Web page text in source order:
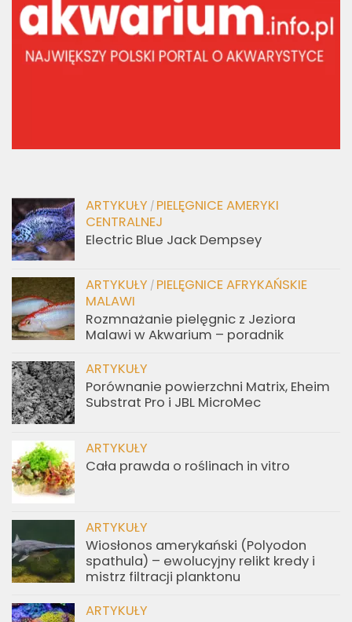
ARTYKUŁY / PIELĘGNICE AMERYKI
CENTRALNEJ
Electric Blue Jack Dempsey
ARTYKUŁY / PIELĘGNICE AFRYKAŃSKIE
MALAWI
Rozmnażanie pielęgnic z Jeziora
Malawi w Akwarium – poradnik
ARTYKUŁY
Porównanie powierzchni Matrix, Eheim
Substrat Pro i JBL MicroMec
ARTYKUŁY
Cała prawda o roślinach in vitro
ARTYKUŁY
Wiosłonos amerykański (Polyodon
spathula) – ewolucyjny relikt kredy i
mistrz filtracji planktonu
ARTYKUŁY